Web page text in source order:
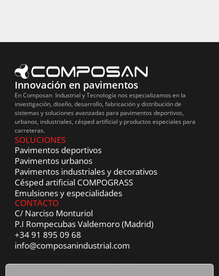
Innovación en pavimentos
En Composan Industrial y Tecnología nos especializamos en la
investigación, diseño, desarrollo, fabricación y distribución de
sistemas y soluciones avanzadas para pavimentos deportivos,
urbanos, industriales, césped artificial y productos especiales para
carreteras.
SOLUCIONES
Pavimentos deportivos
Pavimentos urbanos
Pavimentos industriales y decorativos
Césped artificial COMPOGRASS
Emulsiones y especialidades
CONTACTO
C/ Narciso Monturiol
P.I Rompecubas Valdemoro (Madrid)
+34 91 895 09 68
info@composanindustrial.com